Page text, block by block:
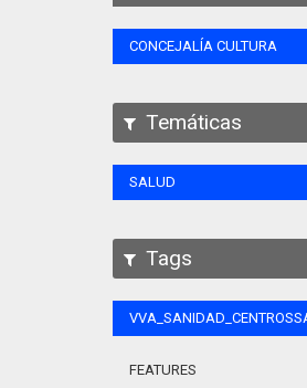
CONCEJALÍA CULTURA
Temáticas
SALUD
Tags
FEATURES